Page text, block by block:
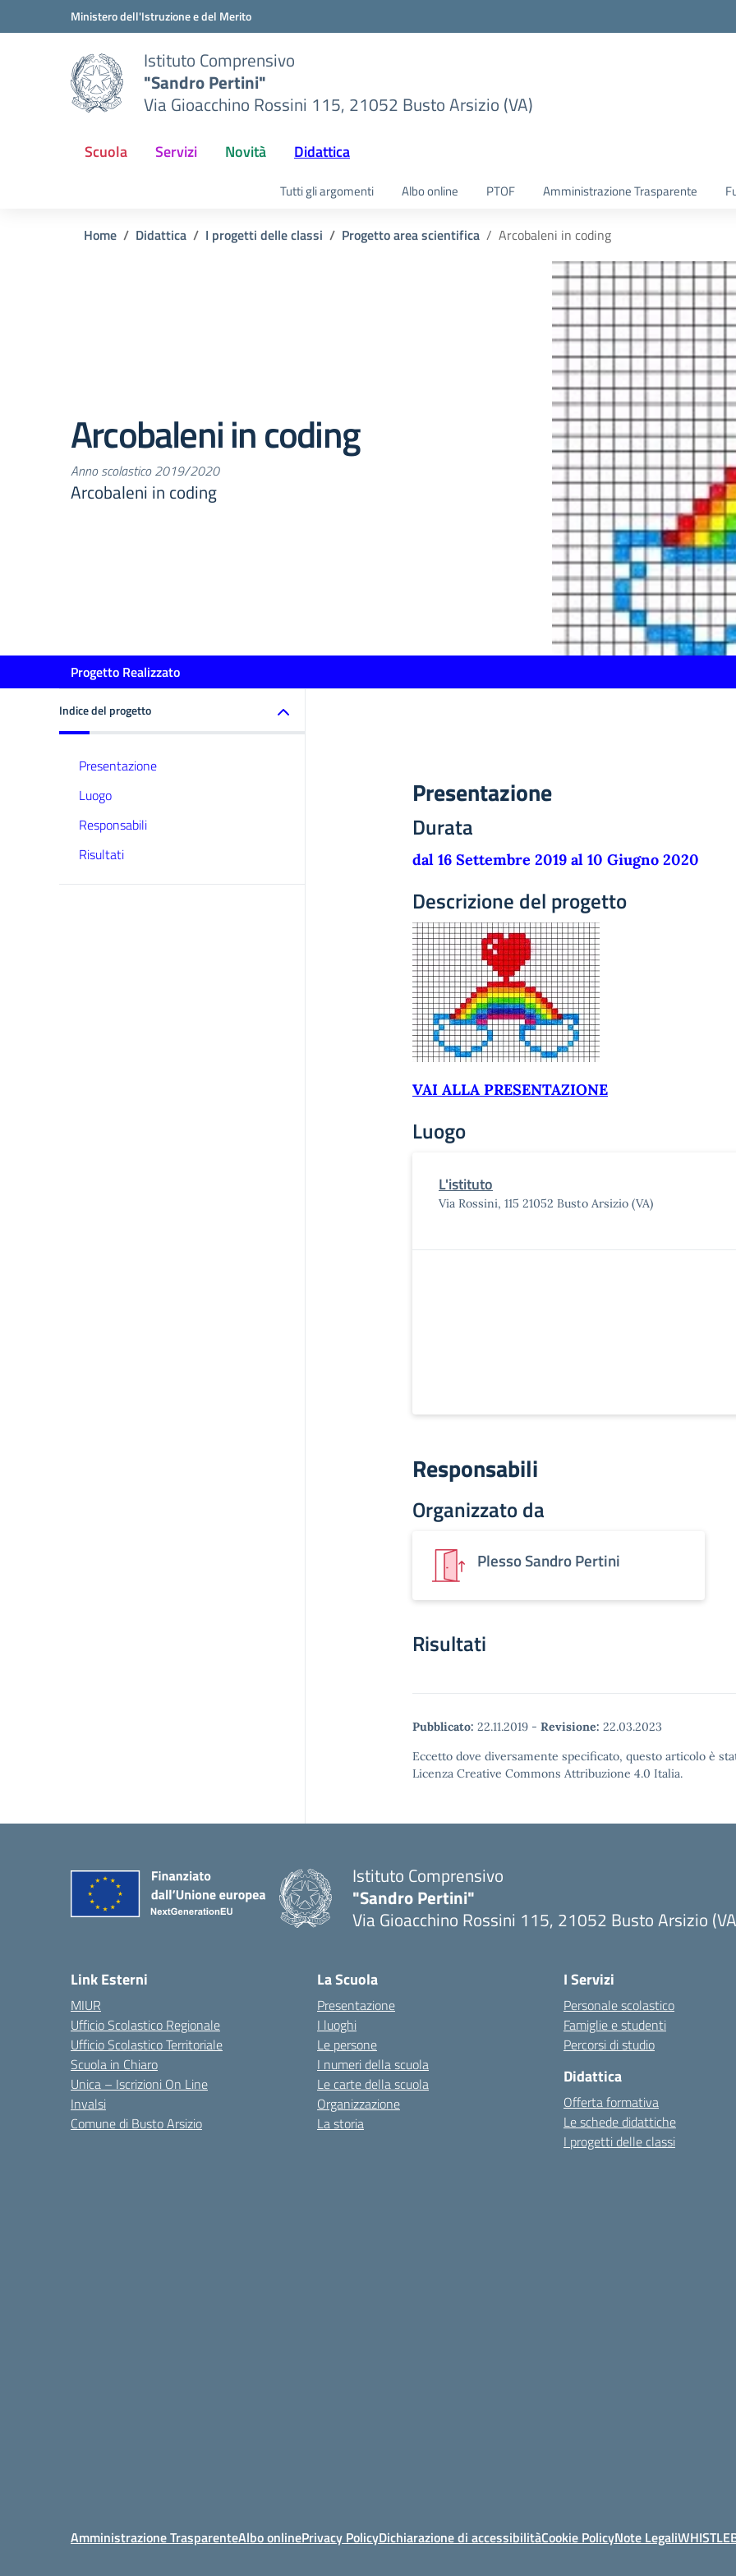
Vai ai contenuti
Vai al menu di navigazioneMinistero dell'Istruzione e del Merito
Istituto Comprensivo
"Sandro Pertini"
Via Gioacchino Rossini 115, 21052 Busto Arsizio (VA)
Scuola Servizi Novità Didattica
Tutti gli argomenti Albo online PTOF Amministrazione Trasparente
Home Didattica I progetti delle classi Progetto area scientifica Arcobaleni in coding
Arcobaleni in coding
Anno scolastico 2019/2020
Arcobaleni in coding
Progetto Realizzato
Indice del progetto
Presentazione
Luogo
Responsabili
Risultati
Presentazione
Durata
dal 16 Settembre 2019 al 10 Giugno 2020
Descrizione del progetto
VAI ALLA PRESENTAZIONE
Luogo
L'istituto
Via Rossini, 115 21052 Busto Arsizio (VA)
Responsabili
Organizzato da
Plesso Sandro Pertini
Risultati
Pubblicato: 22.11.2019 - Revisione: 22.03.2023
Eccetto dove diversamente specificato, questo articolo è
Licenza Creative Commons Attribuzione 4.0 Italia.
Istituto Comprensivo
"Sandro Pertini"
Via Gioacchino Rossini 115, 21052 Busto Arsizio
Link Esterni
MIUR
Ufficio Scolastico Regionale
Ufficio Scolastico Territoriale
Scuola in Chiaro
Unica – Iscrizioni On Line
Invalsi
Comune di Busto Arsizio
La Scuola
Presentazione
I luoghi
Le persone
I numeri della scuola
Le carte della scuola
Organizzazione
La storia
I Servizi
Personale scolastico
Famiglie e studenti
Percorsi di studio
Didattica
Offerta formativa
Le schede didattiche
I progetti delle classi
Amministrazione TrasparenteAlbo onlinePrivacy PolicyDichiarazione di accessibilitàCookie PolicyNote Legali